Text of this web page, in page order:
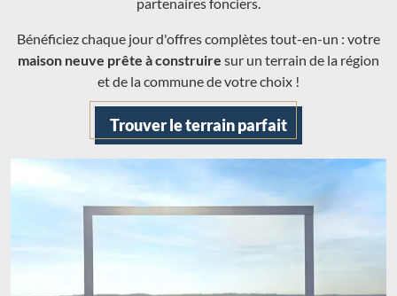
Bénéficiez chaque jour d'offres complètes tout-en-un : votre
maison neuve prête à construire sur un terrain de la région
et de la commune de votre choix !
Trouver le terrain parfait